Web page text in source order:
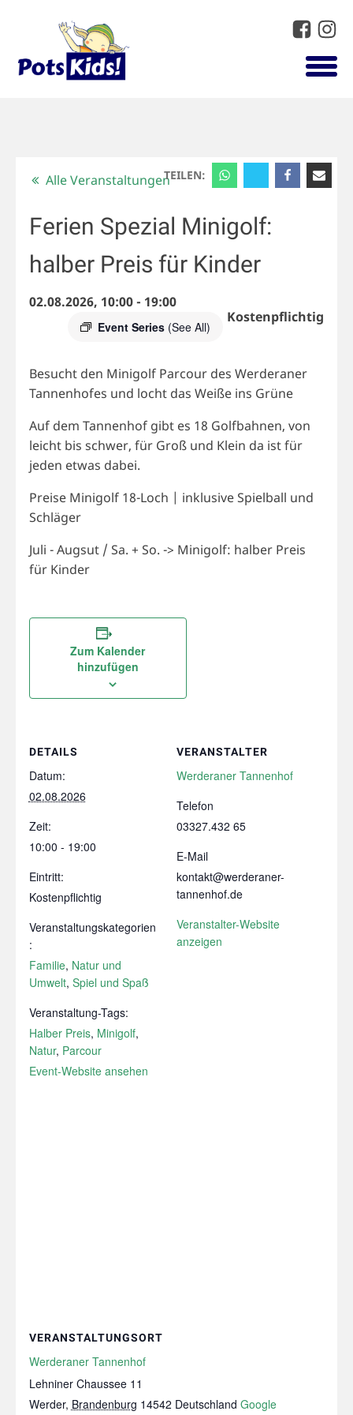
TEILEN:
Alle Veranstaltungen
Ferien Spezial Minigolf:
halber Preis für Kinder
02.08.2026, 10:00- 19:00
Event Series (See All)
Kostenpflichtig
Besucht den Minigolf Parcour des Werderaner
Tannenhofes und locht das Weiße ins Grüne
Auf dem Tannenhof gibt es 18 Golfbahnen, von
leicht bis schwer, für Groß und Klein da ist für
jeden etwas dabei.
Preise Minigolf 18-Loch | inklusive Spielball und
Schläger
Juli - Augsut / Sa. + So. -> Minigolf: halber Preis
für Kinder
Zum Kalender
hinzufügen
DETAILS
Datum:
02.08.2026
Zeit:
10:00 - 19:00
Eintritt:
Kostenpflichtig
Veranstaltungskategorien
:
Familie, Natur und
Umwelt, Spiel und Spaß
Veranstaltung-Tags:
Halber Preis, Minigolf,
Natur, Parcour
Event-Website ansehen
VERANSTALTER
Werderaner Tannenhof
Telefon
03327.432 65
E-Mail
kontakt@werderaner-
tannenhof.de
Veranstalter-Website
anzeigen
VERANSTALTUNGSORT
Werderaner Tannenhof
Lehniner Chaussee 11
Werder, Brandenburg 14542 Deutschland Google